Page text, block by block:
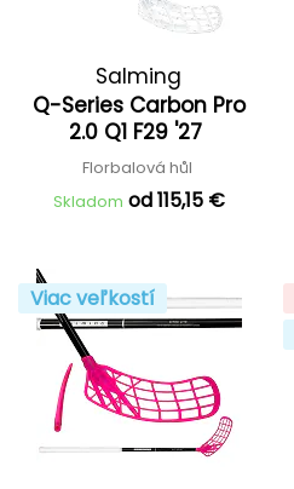
Salming
Q-Series Carbon Pro
2.0 Q1 F29 '27
Florbalová hůl
Skladom od 115,15 €
Viac veľkostí